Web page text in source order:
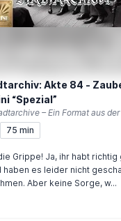
Akte 84 -
“Spezial”
– Ein Format aus
75 min
richtig gelesen – wir
haben es leider nicht
Aber keine Sorge, w...